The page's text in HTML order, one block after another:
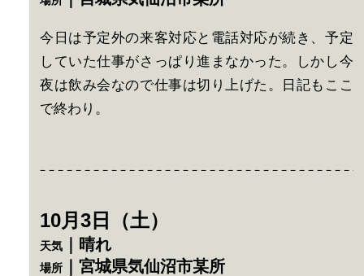
今日は予定外の来客対応と電話対応が続き、予定
していた仕事がさっぱり進まなかった。しかし今
夜は飲み会なので仕事は切り上げた。日記もここ
で終わり。
10月3日（土）
天気 ｜晴れ
場所 ｜宮城県気仙沼市某所